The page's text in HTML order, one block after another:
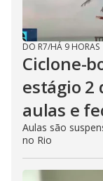
DO R7/HÁ 9 HORAS
Ciclone-
estágio 2
aulas e
Aulas são
no Rio